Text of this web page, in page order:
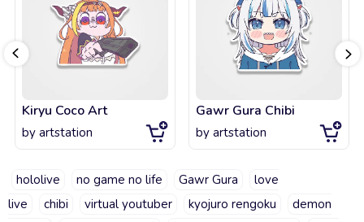
Kiryu Coco Art
by artstation
Gawr Gura Chibi
by artstation
hololive no game no life Gawr Gura
love
live
chibi virtual youtuber kyojuro rengoku
demon